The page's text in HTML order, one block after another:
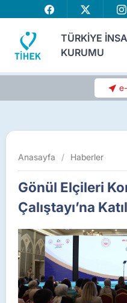
TÜRKİYE
KURUMU
Anasayfa / Haberler
Gönül Elçileri
Çalıştayı’na